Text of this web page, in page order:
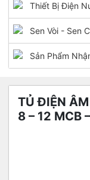
Thiết Bị Điện
Sen Vòi - Sen
Sản Phẩm Nhận
TỦ ĐIỆN
8 – 12 MCB